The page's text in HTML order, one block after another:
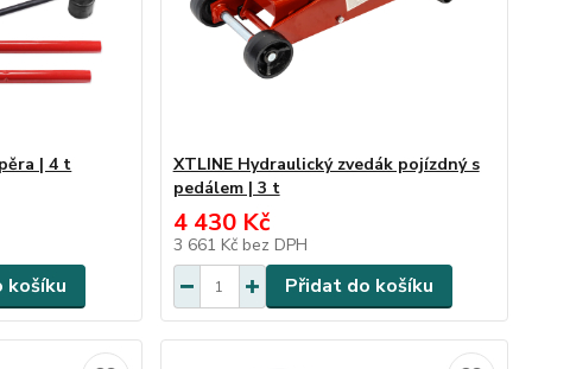
| 4 t
košíku
XTLINE Hydraulický zvedák pojízdný s
pedálem | 3 t
4 430 Kč
3 661 Kč bez DPH
Přidat do košíku